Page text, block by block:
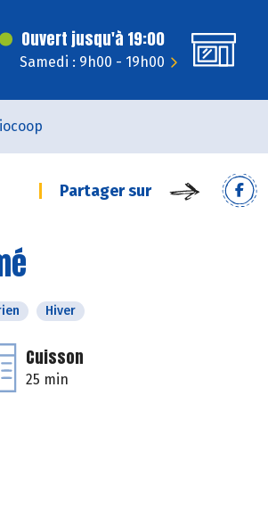
Ouvert jusqu'à 19:00
Samedi : 9h00 - 19h00
Partager sur
Hiver
Cuisson
25 min